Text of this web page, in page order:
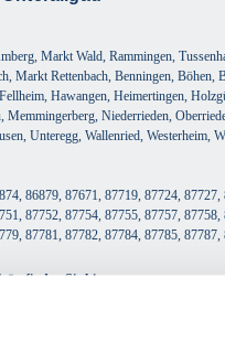
Markt Wald, Rammingen,
Markt Rettenbach, Benningen,
Hawangen, Heimertingen,
Niederrieden,
Unteregg, Wallenried, Westerheim,
86879, 87671, 87719, 87724,
87752, 87754, 87755, 87757,
87781, 87782, 87784, 87785, 87787,
finden Sie hier: